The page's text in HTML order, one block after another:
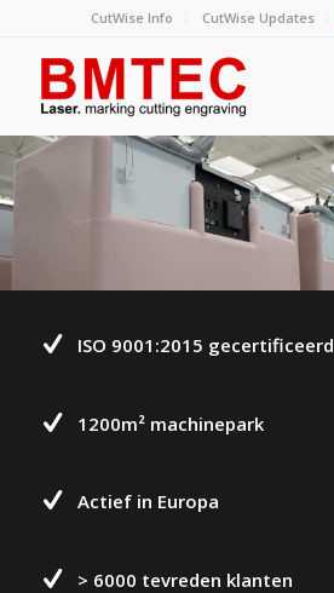
CutWise Info CutWise Updates
ISO 9001:2015 gecertificeerd
1200m² machinepark
Actief in Europa
> 6000 tevreden klanten